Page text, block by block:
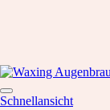
Schnellansicht